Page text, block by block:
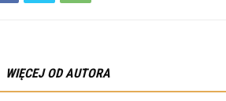
WIĘCEJ OD AUTORA